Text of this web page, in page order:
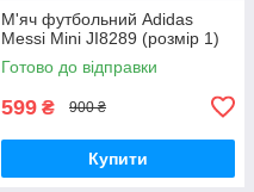
М'яч футбольний Adidas
Messi Mini JI8289 (розмір 1)
Готово до відправки
599 ₴ 900 ₴
Купити